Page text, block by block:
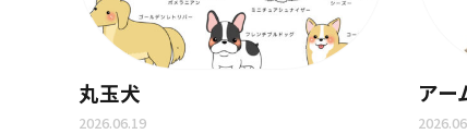
丸玉犬
2026.06.19
アー